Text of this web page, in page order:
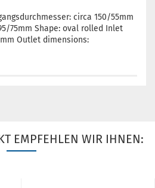
circa 150/55mm
75mm Shape: oval rolled Inlet
Outlet dimensions:
EMPFEHLEN WIR IHNEN: